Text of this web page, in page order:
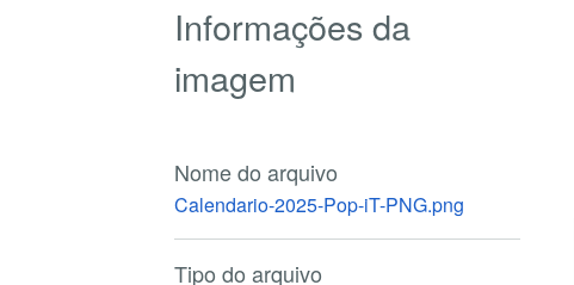
Informações da
imagem
Nome do arquivo
Calendario-2025-Pop-iT-PNG.png
Tipo do arquivo